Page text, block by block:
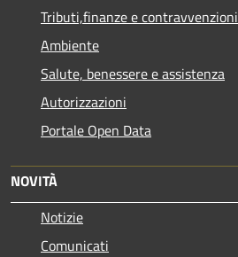
Tributi,finanze e contravvenzioni
Ambiente
Salute, benessere e assistenza
Autorizzazioni
Portale Open Data
NOVITÀ
Notizie
Comunicati